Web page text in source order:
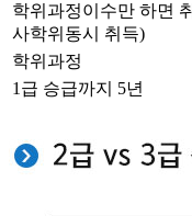
학위과정이수만 하면
사학위동시 취득)
학위과정
1급 승급까지 5년